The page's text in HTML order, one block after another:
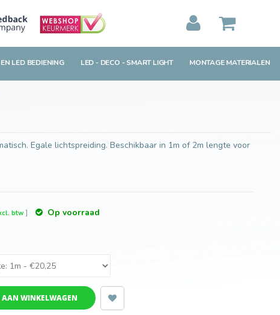
LED BEDIENING LED - DECO - SMART LIGHT MONTAGE MATERIALEN
Egale lichtspreiding. Beschikbaar in 1m of 2m lengte voor
btw] Op voorraad
AAN WINKELWAGEN